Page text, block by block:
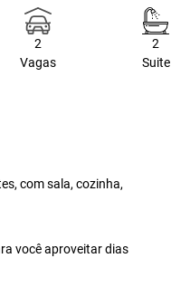
2
Vagas
2
Suite
com sala, cozinha,
você aproveitar dias